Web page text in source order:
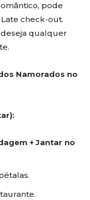
pode
check-out.
qualquer
Namorados no
+ Jantar no